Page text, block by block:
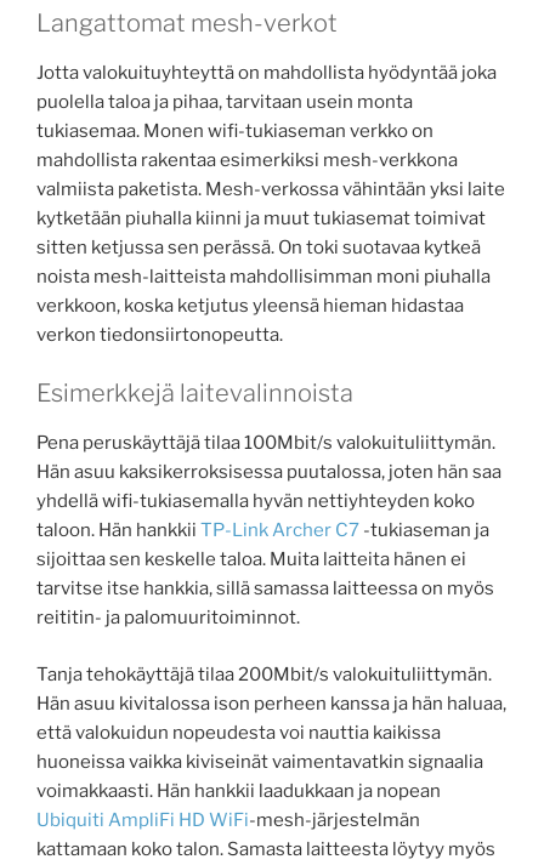
Langattomat mesh-verkot
Jotta valokuituyhteyttä on mahdollista hyödyntää joka
puolella taloa ja pihaa, tarvitaan usein monta
tukiasemaa. Monen wifi-tukiaseman verkko on
mahdollista rakentaa esimerkiksi mesh-verkkona
valmiista paketista. Mesh-verkossa vähintään yksi laite
kytketään piuhalla kiinni ja muut tukiasemat toimivat
sitten ketjussa sen perässä. On toki suotavaa kytkeä
noista mesh-laitteista mahdollisimman moni piuhalla
verkkoon, koska ketjutus yleensä hieman hidastaa
verkon tiedonsiirtonopeutta.
Esimerkkejä laitevalinnoista
Pena peruskäyttäjä tilaa 100Mbit/s valokuituliittymän.
Hän asuu kaksikerroksisessa puutalossa, joten hän saa
yhdellä wifi-tukiasemalla hyvän nettiyhteyden koko
taloon. Hän hankkii TP-Link Archer C7 -tukiaseman ja
sijoittaa sen keskelle taloa. Muita laitteita hänen ei
tarvitse itse hankkia, sillä samassa laitteessa on myös
reititin- ja palomuuritoiminnot.
Tanja tehokäyttäjä tilaa 200Mbit/s valokuituliittymän.
Hän asuu kivitalossa ison perheen kanssa ja hän haluaa,
että valokuidun nopeudesta voi nauttia kaikissa
huoneissa vaikka kiviseinät vaimentavatkin signaalia
voimakkaasti. Hän hankkii laadukkaan ja nopean
Ubiquiti AmpliFi HD WiFi-mesh-järjestelmän
kattamaan koko talon. Samasta laitteesta löytyy myös